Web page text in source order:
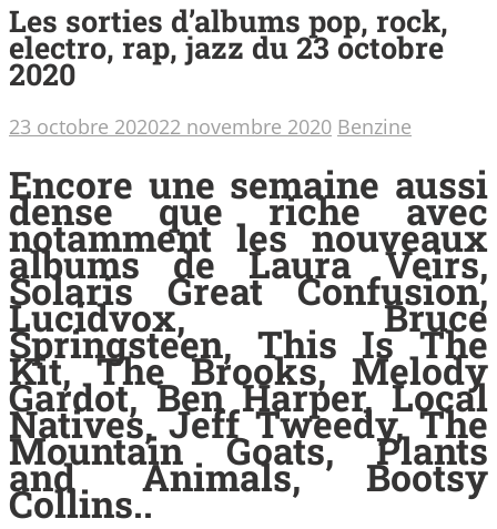
Les sorties d’albums pop, rock,
electro, rap, jazz du 23 octobre
2020
23 octobre 202022 novembre 2020 Benzine
Encore une semaine aussi
dense que riche avec
notamment les nouveaux
albums de Laura Veirs,
Solaris Great Confusion,
Lucidvox, Bruce
Springsteen, This Is The
Kit, The Brooks, Melody
Gardot, Ben Harper, Local
Natives, Jeff Tweedy, The
Mountain Goats, Plants
and Animals, Bootsy
Collins..